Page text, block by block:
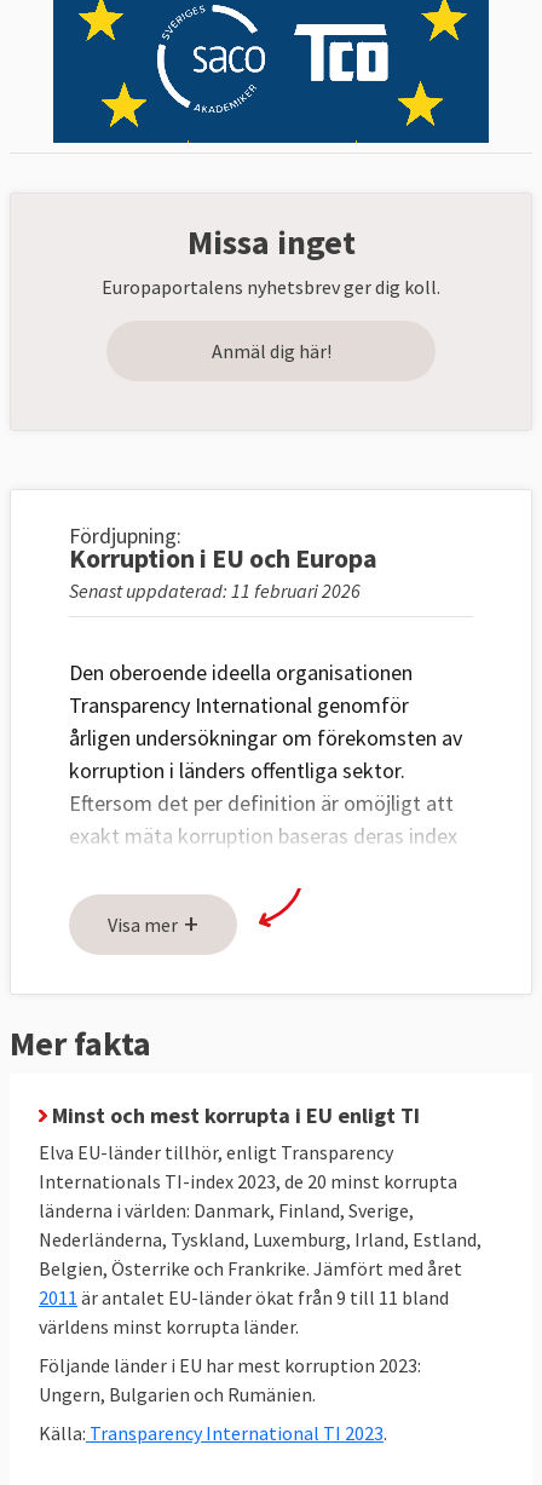
Missa inget
Europaportalens nyhetsbrev ger dig koll.
Anmäl dig här!
Fördjupning:
Korruption i EU och Europa
Senast uppdaterad: 11 februari 2026
Den oberoende ideella organisationen
Transparency International genomför
årligen undersökningar om förekomsten av
korruption i länders offentliga sektor.
Eftersom det per definition är omöjligt att
exakt mäta korruption baseras deras index
korruption.
Sverige och övriga nordiska länder rankas
11 av de 20 minst korrupta länderna i
Visa mer +
Mer fakta
Minst och mest korrupta i EU enligt TI
Elva EU-länder tillhör, enligt Transparency
Internationals TI-index 2023, de 20 minst korrupta
länderna i världen: Danmark, Finland, Sverige,
Nederländerna, Tyskland, Luxemburg, Irland, Estland,
Belgien, Österrike och Frankrike. Jämfört med året
2011 är antalet EU-länder ökat från 9 till 11 bland
världens minst korrupta länder.
Följande länder i EU har mest korruption 2023:
Ungern, Bulgarien och Rumänien.
Källa: Transparency International TI 2023.